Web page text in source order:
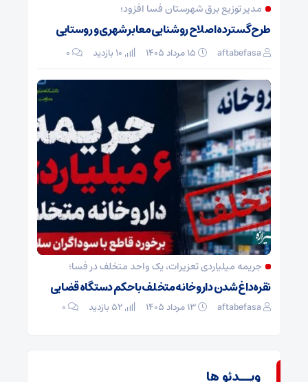
مدیر توزیع برق شهرستان فسا افزود؛
طرح گسترده اصلاح روشنایی معابر شهری و روستایی
aftabefasa ۰
جریمه میلیاردی تعزیرات، یک واحد متخلف در فسا؛
نقره‌داغ شدن داروخانه متخلف با حکم دستگاه قضایی
aftabefasa ۰
ویــدئو ها